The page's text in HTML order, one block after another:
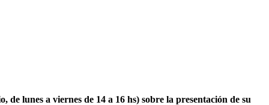
lunes a viernes de 14 a 16 hs) sobre la presentación de su